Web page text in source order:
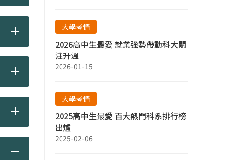
大學考情
2026高中生最愛 就業強勢帶動科大關
注升溫
2026-01-15
大學考情
2025高中生最愛 百大熱門科系排行榜
出爐
2025-02-06